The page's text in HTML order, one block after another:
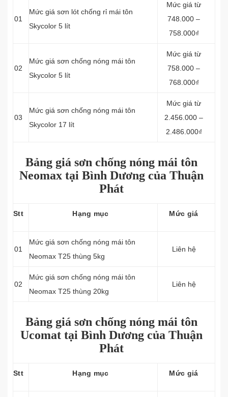
01
Mức giá sơn lót chống rỉ mái tôn
Skycolor 5 lít
Mức giá từ
748.000 –
758.000₫
02
Mức giá sơn chống nóng mái tôn
Skycolor 5 lít
Mức giá từ
758.000 –
768.000₫
03
Mức giá sơn chống nóng mái tôn
Skycolor 17 lít
Mức giá từ
2.456.000 –
2.486.000₫
Bảng giá sơn chống nóng mái tôn
Neomax tại Bình Dương của Thuận
Phát
Stt Hạng mục Mức giá
01
Mức giá sơn chống nóng mái tôn
Neomax T25 thùng 5kg
Liên hệ
02
Mức giá sơn chống nóng mái tôn
Neomax T25 thùng 20kg
Liên hệ
Bảng giá sơn chống nóng mái tôn
Ucomat tại Bình Dương của Thuận
Phát
Stt Hạng mục Mức giá